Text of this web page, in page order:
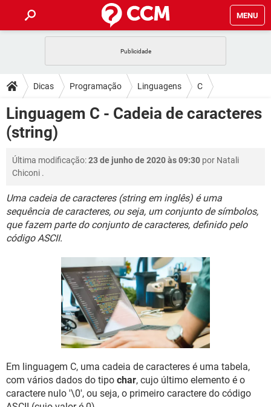
MENU
CELULAR FACEBOOK
OUTLOOK EXCEL
INSTAGRAM
DICAS
JOGOS
CELULAR FACEBOOK
INSTAGRAM GMAIL
DOWNLOADS
JOGOS
OUTLOOK
INSTAGRAM GMAIL
GUIA DE COMPRAS
FÓRUM
JOGOS WHATSAPP
OUTLOOK EXCEL
INSTAGRAM GMAIL
GUIA DE COMPRAS
GLOSSÁRIO
JOGOS WHATSAPP
CELULAR FACEBOOK
OUTLOOK
GUIA DE COMPRAS
Dicas Programação Linguagens C
Linguagem C - Cadeia de caracteres
(string)
Última modificação:23 de junho de 2020 às 09:30 por Natali
Chiconi .
Uma cadeia de caracteres (string em inglês) é uma
sequência de caracteres, ou seja, um conjunto de símbolos,
que fazem parte do conjunto de caracteres, definido pelo
código ASCII.
Em linguagem C, uma cadeia de caracteres é uma tabela,
com vários dados do tipo char, cujo último elemento é o
caractere nulo '\0', ou seja, o primeiro caractere do código